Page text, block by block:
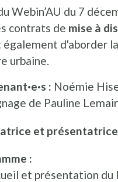
Webin’AU du 7
contrats de mise à
également d'aborder
urbaine.
: Noémie
de Pauline
et présentatrice
:
et présentation du